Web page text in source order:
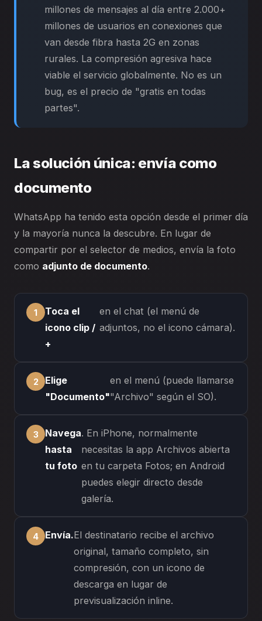
millones de mensajes al día entre 2.000+
millones de usuarios en conexiones que
van desde fibra hasta 2G en zonas
rurales. La compresión agresiva hace
viable el servicio globalmente. No es un
bug, es el precio de "gratis en todas
partes".
La solución única: envía como
documento
WhatsApp ha tenido esta opción desde el primer día
y la mayoría nunca la descubre. En lugar de
compartir por el selector de medios, envía la foto
como adjunto de documento.
Toca el
icono clip /
+
en el chat (el menú de
adjuntos, no el icono cámara).
Elige
"Documento"
en el menú (puede llamarse
"Archivo" según el SO).
Navega
hasta
tu foto
. En iPhone, normalmente
necesitas la app Archivos abierta
en tu carpeta Fotos; en Android
puedes elegir directo desde
galería.
Envía.El destinatario recibe el archivo
original, tamaño completo, sin
compresión, con un icono de
descarga en lugar de
previsualización inline.